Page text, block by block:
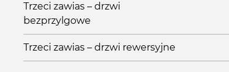
Trzeci zawias – drzwi
bezprzylgowe
Trzeci zawias – drzwi rewersyjne